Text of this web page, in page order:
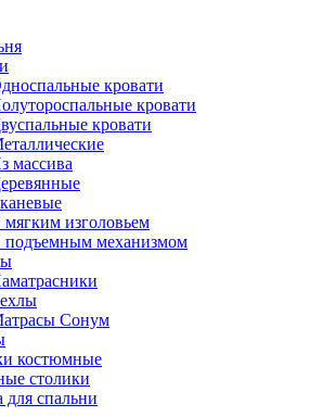
кровати
кровати
кровати
массива
изголовьем
подъемным механизмом
Сонум
костюмные
столики
для спальни